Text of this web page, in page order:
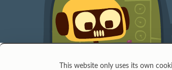
This website only uses its own